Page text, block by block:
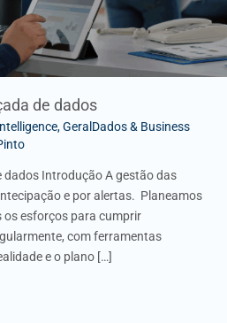
de dados
,GeralDados & Business
dados Introdução A gestão das
e por alertas. Planeamos
esforços para cumprir
com ferramentas
e o plano […]